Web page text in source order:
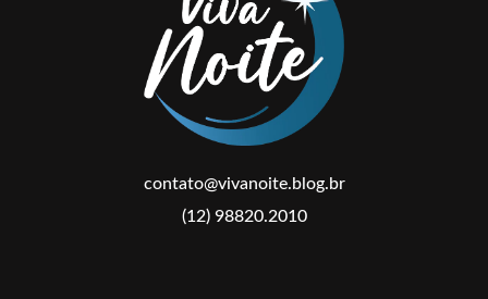
contato@vivanoite.blog.br
(12) 98820.2010